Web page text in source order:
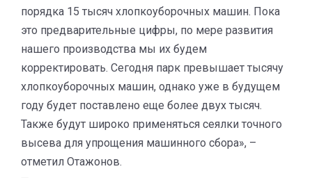
порядка 15 тысяч хлопкоуборочных машин. Пока
это предварительные цифры, по мере развития
нашего производства мы их будем
корректировать. Сегодня парк превышает тысячу
хлопкоуборочных машин, однако уже в будущем
году будет поставлено еще более двух тысяч.
Также будут широко применяться сеялки точного
высева для упрощения машинного сбора», –
отметил Отажонов.